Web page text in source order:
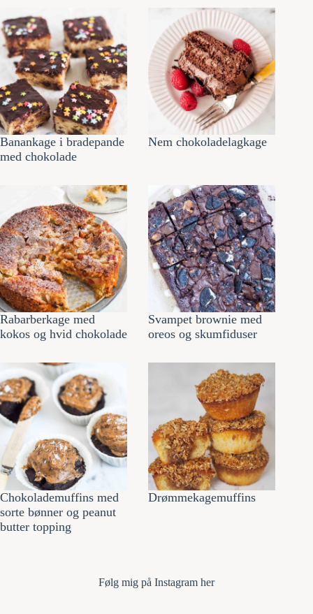
Banankage i bradepande
med chokolade
Nem chokoladelagkage
Rabarberkage med
kokos og hvid chokolade
Svampet brownie med
oreos og skumfiduser
Chokolademuffins med
sorte bønner og peanut
butter topping
Drømmekagemuffins
Følg mig på Instagram her